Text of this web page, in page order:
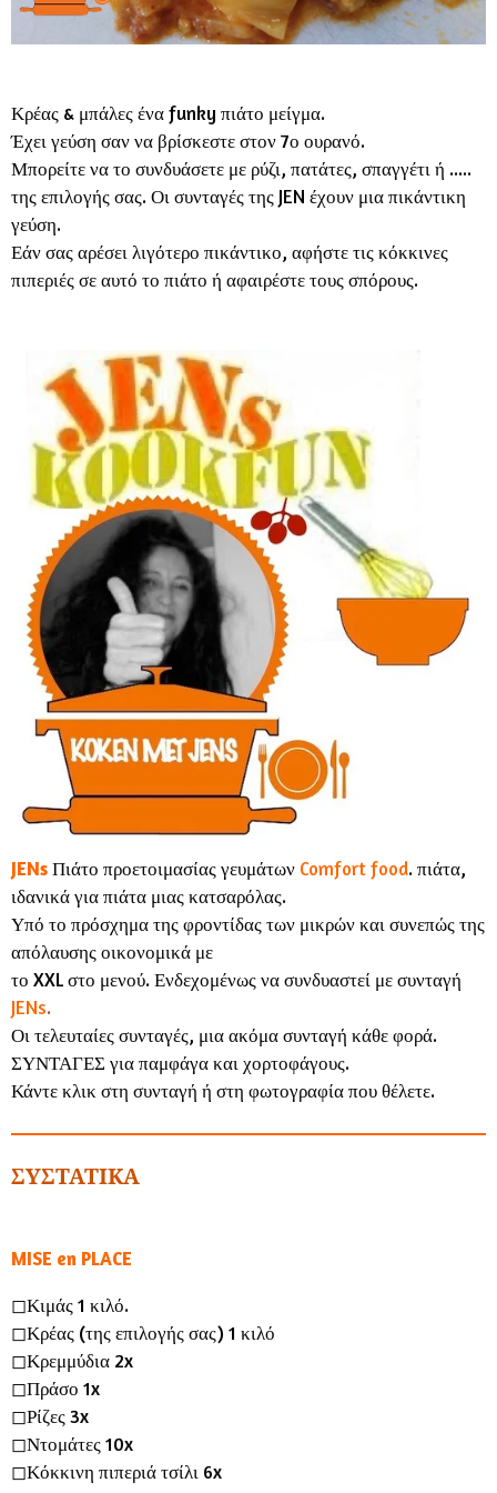
Κρέας & μπάλες ένα funky πιάτο μείγμα.
Έχει γεύση σαν να βρίσκεστε στον 7ο ουρανό.
Μπορείτε να το συνδυάσετε με ρύζι, πατάτες, σπαγγέτι ή .....
της επιλογής σας. Οι συνταγές της JEN έχουν μια πικάντικη
γεύση.
Εάν σας αρέσει λιγότερο πικάντικο, αφήστε τις κόκκινες
πιπεριές σε αυτό το πιάτο ή αφαιρέστε τους σπόρους.
JENs Πιάτο προετοιμασίας γευμάτων Comfort food. πιάτα,
ιδανικά για πιάτα μιας κατσαρόλας.
Υπό το πρόσχημα της φροντίδας των μικρών και συνεπώς της
απόλαυσης οικονομικά με
το XXL στο μενού. Ενδεχομένως να συνδυαστεί με συνταγή
JENs.
Οι τελευταίες συνταγές, μια ακόμα συνταγή κάθε φορά.
ΣΥΝΤΑΓΕΣ για παμφάγα και χορτοφάγους.
Κάντε κλικ στη συνταγή ή στη φωτογραφία που θέλετε.
ΣΥΣΤΑΤΙΚΑ
MISE en PLACE
◻︎Κιμάς 1 κιλό.
◻︎Κρέας (της επιλογής σας) 1 κιλό
◻︎Κρεμμύδια 2x
◻︎Πράσο 1x
◻︎Ρίζες 3x
◻︎Ντομάτες 10x
◻︎Κόκκινη πιπεριά τσίλι 6x